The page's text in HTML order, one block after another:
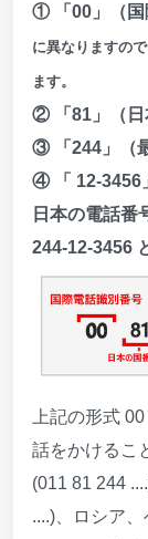
① 「00」（国
に異なりますの
ます。
② 「81」（日
③ 「244」（
④ 「 12-3456
日本の電話番
244-12-3456
上記の形式
話をかけるこ
(011 81 244
....)、ロシア